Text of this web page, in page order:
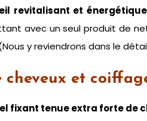
revitalisant et
avec un seul produit de
y reviendrons dans le
cheveux et
fixant tenue extra forte de